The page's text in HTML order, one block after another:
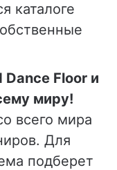
каталоге
Floor и
миру!
всего мира
Для
подберет